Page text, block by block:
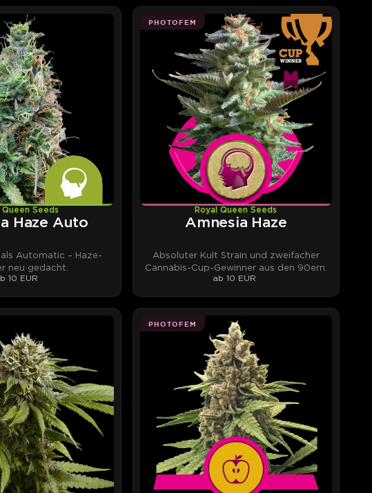
Queen Seeds
Haze Auto
Automatic – Haze-
neu gedacht.
10 EUR
PHOTOFEM
Royal Queen Seeds
Amnesia Haze
Absoluter Kult Strain und zweifacher
Cannabis-Cup-Gewinner aus den 90ern.
ab 10 EUR
PHOTOFEM